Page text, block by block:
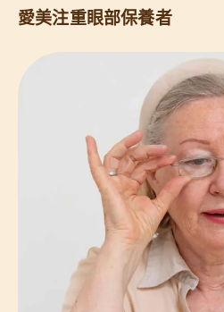
愛美注重眼部保養者